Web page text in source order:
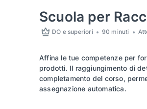
Scuola per
DO e superiori 90 minuti
Affina le tue competenze per
prodotti. Il raggiungimento di
completamento del corso,
assegnazione automatica.